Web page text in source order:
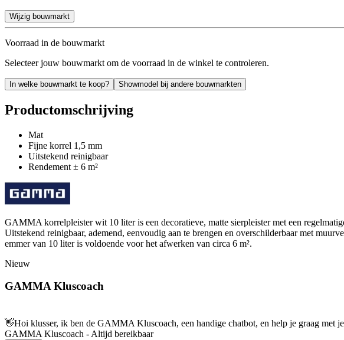
Wijzig bouwmarkt
Voorraad in de bouwmarkt
Selecteer jouw bouwmarkt om de voorraad in de winkel te controleren.
In welke bouwmarkt te koop? Showmodel bij andere bouwmarkten
Productomschrijving
Mat
Fijne korrel 1,5 mm
Uitstekend reinigbaar
Rendement ± 6 m²
GAMMA korrelpleister wit 10 liter is een decoratieve, matte sierpleister met een
Uitstekend reinigbaar, ademend, eenvoudig aan te brengen en overschilderbaar met
emmer van 10 liter is voldoende voor het afwerken van circa 6 m².
Nieuw
GAMMA Kluscoach
👋Hoi klusser, ik ben de GAMMA Kluscoach, een handige chatbot, en help je graag met
GAMMA Kluscoach - Altijd bereikbaar